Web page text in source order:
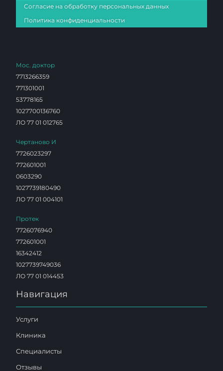
Согласие на обработку персональных данных
Политика конфиденциальности
Мос. доктор
7713266359
771301001
53778165
1027700136760
ЛО 77 01 012765
Чертаново И
7726023297
772601001
0603290
1027739180490
ЛО 77 01 004101
Протек
7726076940
772601001
16342412
1027739749036
ЛО 77 01 014453
Навигация
Услуги
Клиника
Специалисты
Отзывы